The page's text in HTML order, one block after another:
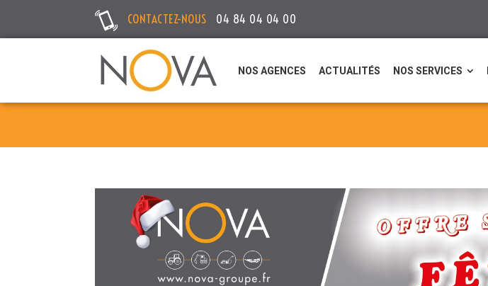
CONTACTEZ-NOUS 04 84 04 04 00
NOS AGENCES ACTUALITÉS NOS SERVICES